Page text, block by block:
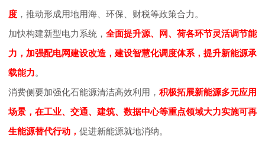
作
学
普
度 ，推动形成用地用海、环保、财税等政策合力。
加快构建新型电力系统， 全面提升源、网、荷各环节灵活调节能
力，加强配电网建设改造，建设智慧化调度体系，提升新能源承
载能力。
消费侧要加强化石能源清洁高效利用， 积极拓展新能源多元应用
场景，在工业、交通、建筑、数据中心等重点领域大力实施可再
生能源替代行动， 促进新能源就地消纳。